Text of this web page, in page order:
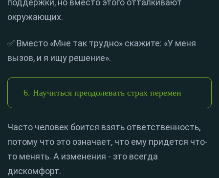
поддержки, но вместо этого отталкивают
окружающих.
✅ Вместо «Мне так трудно» скажите: «У меня
вызов, и я ищу решение».
6. Научиться преодолевать страх перемен
Часто человек боится взять ответственность,
потому что это означает, что ему придется что-
то менять. А изменения - это всегда
дискомфорт.